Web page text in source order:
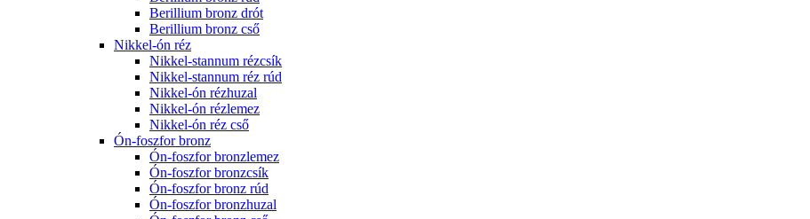
Berillium bronz drót
Berillium bronz cső
Nikkel-ón réz
Nikkel-stannum rézcsík
Nikkel-stannum réz rúd
Nikkel-ón rézhuzal
Nikkel-ón rézlemez
Nikkel-ón réz cső
Ón-foszfor bronz
Ón-foszfor bronzlemez
Ón-foszfor bronzcsík
Ón-foszfor bronz rúd
Ón-foszfor bronzhuzal